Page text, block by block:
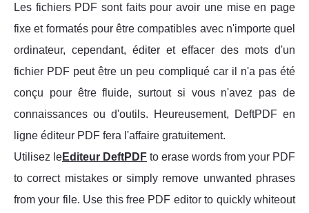
Les fichiers PDF sont faits pour avoir une mise en page
fixe et formatés pour être compatibles avec n'importe quel
ordinateur, cependant, éditer et effacer des mots d'un
fichier PDF peut être un peu compliqué car il n'a pas été
conçu pour être fluide, surtout si vous n'avez pas de
connaissances ou d'outils. Heureusement, DeftPDF en
ligne éditeur PDF fera l'affaire gratuitement.
Utilisez leEditeur DeftPDF to erase words from your PDF
to correct mistakes or simply remove unwanted phrases
from your file. Use this free PDF editor to quickly whiteout